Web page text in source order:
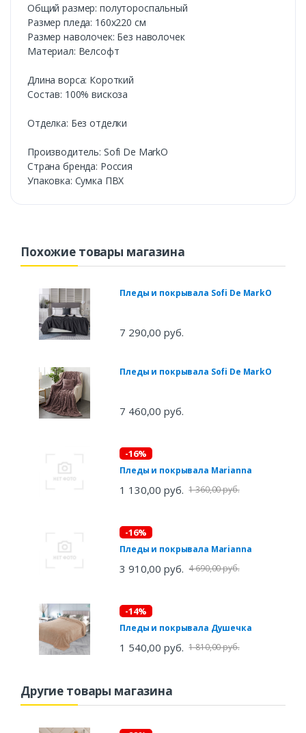
Общий размер: полутороспальный
Размер пледа: 160х220 см
Размер наволочек: Без наволочек
Материал: Велсофт
Длина ворса: Короткий
Состав: 100% вискоза
Отделка: Без отделки
Производитель: Sofi De MarkO
Cтрана бренда: Россия
Упаковка: Сумка ПВХ
Похожие товары магазина
Пледы и покрывала Sofi De MarkO
7 290,00 руб.
Пледы и покрывала Sofi De MarkO
7 460,00 руб.
-16%
Пледы и покрывала Marianna
1 130,00 руб. 1 360,00 руб.
-16%
Пледы и покрывала Marianna
3 910,00 руб. 4 690,00 руб.
-14%
Пледы и покрывала Душечка
1 540,00 руб. 1 810,00 руб.
Другие товары магазина